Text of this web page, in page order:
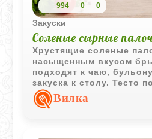
994 0 0
Закуски
Соленые сырные
Хрустящие соленые
насыщенным вкусом
подходят к чаю,
закуска к столу. Тесто
и пластичным, а сверху
аппетитная румяная
Вилка